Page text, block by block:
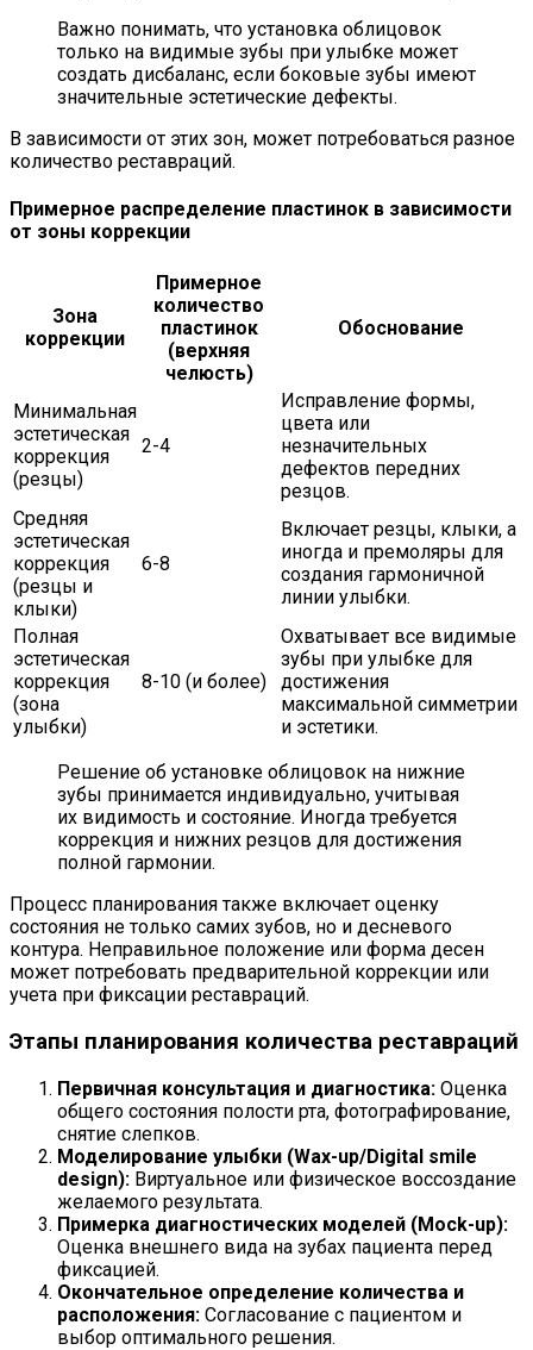
Важно понимать, что установка облицовок
только на видимые зубы при улыбке может
создать дисбаланс, если боковые зубы имеют
значительные эстетические дефекты.
В зависимости от этих зон, может потребоваться разное
количество реставраций.
Примерное распределение пластинок в зависимости
от зоны коррекции
Зона
коррекции
Примерное
количество
пластинок
(верхняя
челюсть)
Обоснование
Минимальная
эстетическая
коррекция
(резцы)
2-4
Исправление формы,
цвета или
незначительных
дефектов передних
резцов.
Средняя
эстетическая
коррекция
(резцы и
клыки)
6-8
Включает резцы, клыки, а
иногда и премоляры для
создания гармоничной
линии улыбки.
Полная
эстетическая
коррекция
(зона
улыбки)
8-10 (и более)
Охватывает все видимые
зубы при улыбке для
достижения
максимальной симметрии
и эстетики.
Решение об установке облицовок на нижние
зубы принимается индивидуально, учитывая
их видимость и состояние. Иногда требуется
коррекция и нижних резцов для достижения
полной гармонии.
Процесс планирования также включает оценку
состояния не только самих зубов, но и десневого
контура. Неправильное положение или форма десен
может потребовать предварительной коррекции или
учета при фиксации реставраций.
Этапы планирования количества реставраций
Первичная консультация и диагностика: Оценка
общего состояния полости рта, фотографирование,
снятие слепков.
Моделирование улыбки (Wax-up/Digital smile
design): Виртуальное или физическое воссоздание
желаемого результата.
Примерка диагностических моделей (Mock-up):
Оценка внешнего вида на зубах пациента перед
фиксацией.
Окончательное определение количества и
расположения: Согласование с пациентом и
выбор оптимального решения.